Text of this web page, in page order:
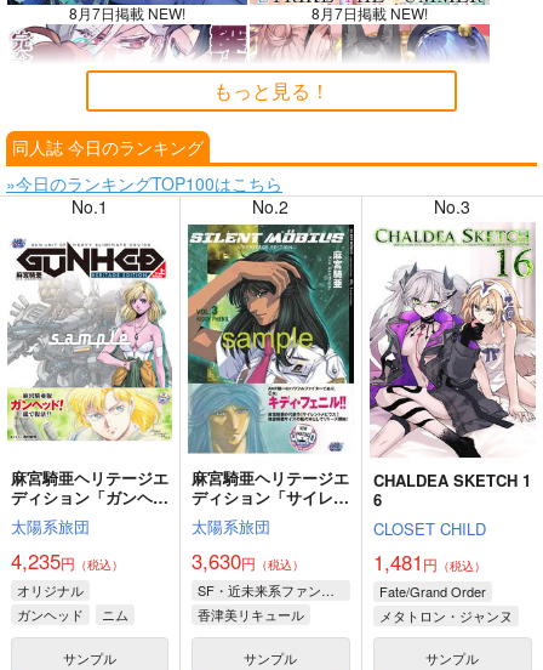
8月7日掲載 NEW! 8月7日掲載 NEW!
8月6日掲載
8月4日掲載 8月4日掲載
8月3日掲載 8月3日掲載
8月2日掲載 8月2日掲載
もっと見る！
同人誌 今日のランキング
»今日のランキングTOP100はこちら
No.1
麻宮騎亜ヘリテージエ
ディション「ガンヘッ
ド」上巻
太陽系旅団
4,235円 （税込）
オリジナル
ガンヘッド
ニム
ブルックリン
サンプル
No.2
麻宮騎亜ヘリテージエ
ディション「サイレン
トメビウス」03 キデ
ィ編
太陽系旅団
3,630円 （税込）
SF・近未来系ファンタジー
香津美リキュール
キディ
サンプル
No.3
CHALDEA SKETCH 1
6
CLOSET CHILD
1,481 円 （税込）
Fate/Grand Order
メタトロン・ジャンヌ
リリス
サンプル